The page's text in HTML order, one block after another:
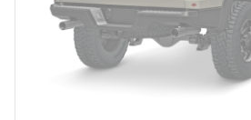
Par véhicule